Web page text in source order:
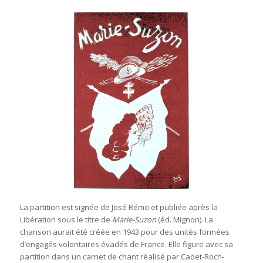
La partition est signée de José Rémo et publiée après la
Libération sous le titre de Marie-Suzon(éd. Mignon). La
chanson aurait été créée en 1943 pour des unités formées
d’engagés volontaires évadés de France. Elle figure avec sa
partition dans un carnet de chant réalisé par Cadet-Roch-